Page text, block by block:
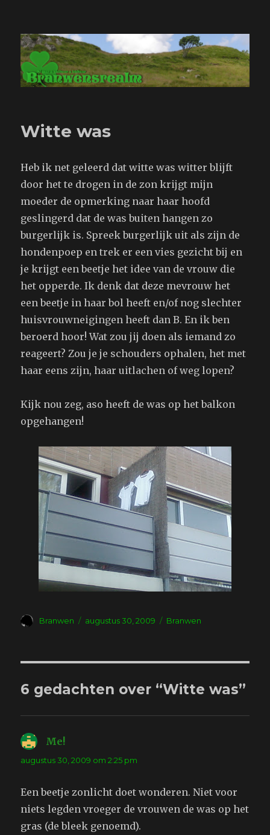
Branwensrealm.com
Witte was
Heb ik net geleerd dat witte was witter blijft
door het te drogen in de zon krijgt mijn
moeder de opmerking naar haar hoofd
geslingerd dat de was buiten hangen zo
burgerlijk is. Spreek burgerlijk uit als zijn de
hondenpoep en trek er een vies gezicht bij en
je krijgt een beetje het idee van de vrouw die
het opperde. Ik denk dat deze mevrouw het
een beetje in haar bol heeft en/of nog slechter
huisvrouwneigingen heeft dan B. En ik ben
beroerd hoor! Wat zou jij doen als iemand zo
reageert? Zou je je schouders ophalen, het met
haar eens zijn, haar uitlachen of weg lopen?
Kijk nou zeg, aso heeft de was op het balkon
opgehangen!
Auteur
Branwen
Geplaatst
augustus 30, 2009 Tags
Branwen
6 gedachten over “Witte was”
Me!
augustus 30, 2009 om 2:25 pm
Een beetje zonlicht doet wonderen. Niet voor
niets legden vroeger de vrouwen de was op het
gras (de bleek genoemd).